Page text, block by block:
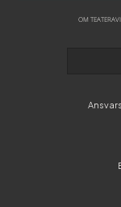
OM